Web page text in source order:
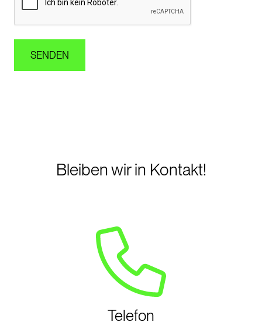
Bleiben wir in Kontakt!
Telefon